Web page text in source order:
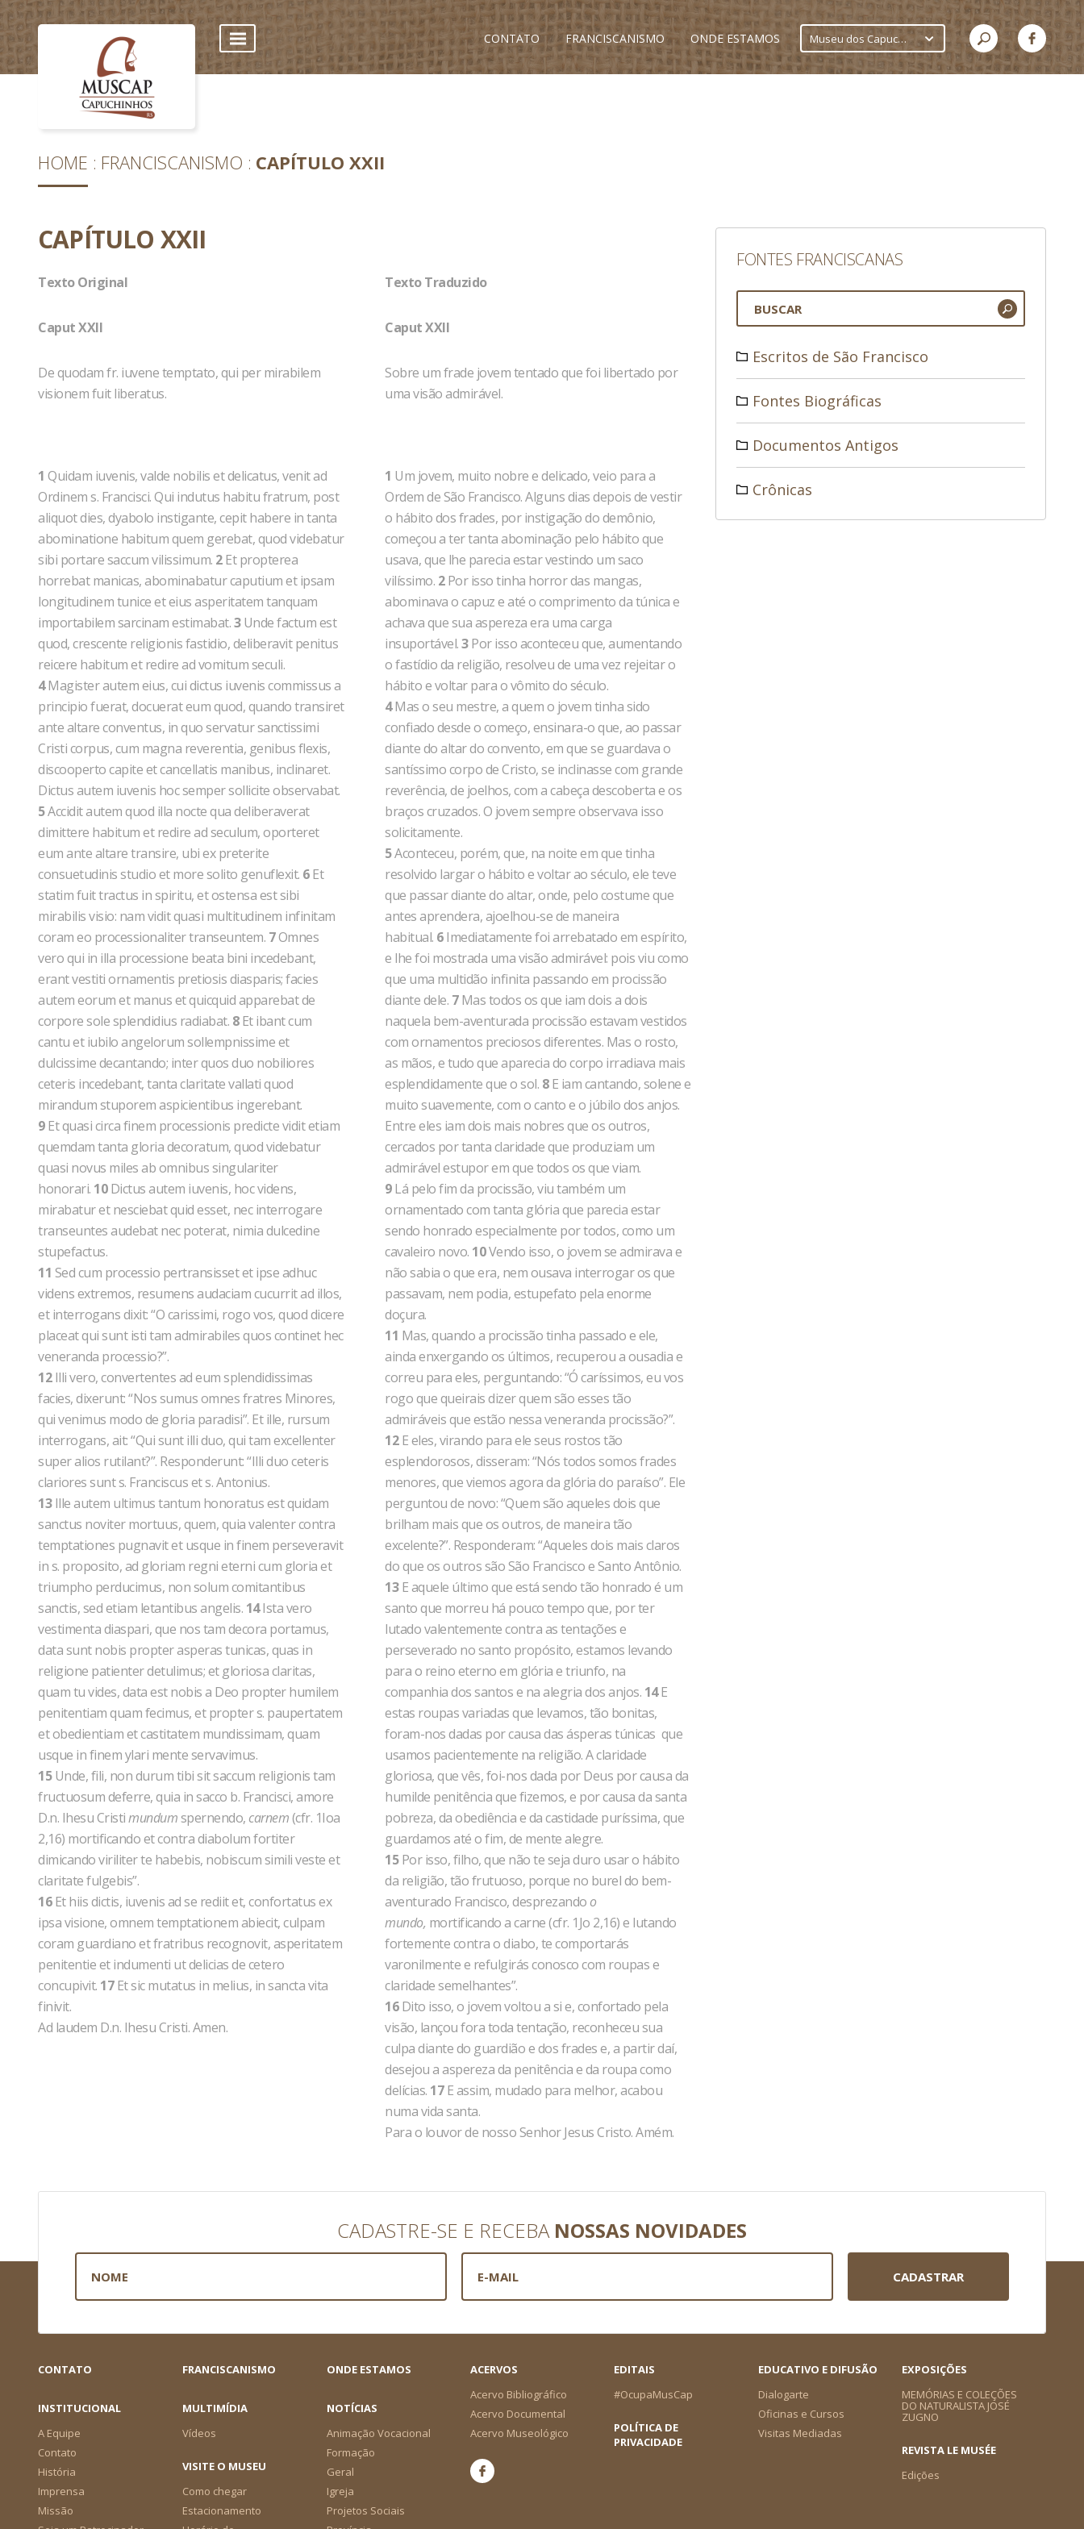
CONTATO FRANCISCANISMO ONDE ESTAMOS Museu dos Capuchinhos
HOME FRANCISCANISMO CAPÍTULO XXII
CAPÍTULO XXII
Texto Original
Caput XXII
De quodam fr. iuvene temptato, qui per mirabi­lem
visionem fuit liberatus.
1 Quidam iuvenis, valde nobilis et delicatus, venit ad
Ordinem s. Francisci. Qui indutus habitu fratrum, post
aliquot dies, dyabolo instigante, cepit habere in tanta
abominatione habitum quem gerebat, quod videbatur
sibi portare saccum vilissimum. 2Et propterea
horrebat manicas, abominabatur caputium et ipsam
longitudinem tunice et eius asperitatem tanquam
importabilem sarcinam estimabat.3Unde factum est
quod, crescente religionis fastidio, deliberavit penitus
reicere habitum et redire ad vomitum seculi.
4Magister autem eius, cui dictus iuvenis commissus a
principio fuerat, docuerat eum quod, quando transiret
ante altare conventus, in quo servatur sanctissimi
Cristi corpus, cum magna reverentia, genibus flexis,
discooperto capite et cancellatis manibus, inclinaret.
Dictus autem iuvenis hoc semper sollicite observabat.
5Accidit autem quod illa nocte qua deliberaverat
dimittere habitum et redire ad seculum, oporteret
eum ante altare transire, ubi ex preterite
consuetudinis studio et more solito genuflexit. 6Et
statim fuit tractus in spiritu, et ostensa est sibi
mirabilis visio: nam vidit quasi multitudinem infinitam
coram eo processionaliter transeuntem. 7Omnes
vero qui in illa processione beata bini incedebant,
erant vestiti ornamentis pretiosis diasparis; facies
autem eorum et manus et quicquid apparebat de
corpore sole splendidius radiabat. 8Et ibant cum
cantu et iubilo angelorum sollempnissime et
dulcissime decantando; inter quos duo nobiliores
ceteris incedebant, tanta claritate vallati quod
mirandum stuporem aspicientibus ingerebant.
9Et qua­si circa finem processionis predicte vidit etiam
quemdam tanta gloria decoratum, quod videbatur
quasi novus miles ab omnibus singulari­ter
honorari. 10Dictus autem iuvenis, hoc videns,
mirabatur et nesciebat quid esset, nec interrogare
transeuntes audebat nec poterat, nimia dulcedine
stupefactus.
11 Sed cum processio pertransisset et ipse adhuc
videns extremos, resumens audaciam cucurrit ad illos,
et interrogans dixit: “O carissimi, rogo vos, quod dicere
placeat qui sunt isti tam admirabiles quos continet hec
veneranda processio?”.
12Illi vero, convertentes ad eum splendidissimas
facies, dixerunt: “Nos sumus omnes fratres Minores,
qui venimus modo de gloria paradisi”. Et ille, rursum
interrogans, ait: “Qui sunt illi duo, qui tam excellenter
super alios rutilant?”. Responderunt: “Illi duo ceteris
clariores sunt s. Franciscus et s. Antonius.
13Ille autem ultimus tantum honoratus est quidam
sanctus noviter mortuus, quem, quia valenter contra
temptationes pugnavit et usque in finem perseveravit
in s. proposito, ad gloriam regni eterni cum gloria et
triumpho perducimus, non solum comitantibus
sanctis, sed etiam letantibus angelis. 14Ista vero
vestimenta diaspari, que nos tam decora portamus,
data sunt nobis propter asperas tunicas, quas in
religione patienter detulimus; et gloriosa claritas,
quam tu vides, data est nobis a Deo propter humilem
penitentiam quam fecimus, et propter s. paupertatem
et obedientiam et castitatem mundissimam, quam
usque in finem ylari mente servavimus.
15Unde, fili, non durum tibi sit saccum religionis tam
fructuosum deferre, quia in sacco b. Francisci, amore
D.n. Ihesu Cristimundum spernendo, carnem(cfr. 1Ioa
2,16) mortificando et contra diabolum fortiter
dimicando viriliter te habebis, nobiscum simili veste et
claritate fulgebis”.
16Et hiis dictis, iuvenis ad se rediit et, confortatus ex
ipsa visione, omnem temptationem abiecit, culpam
coram guardiano et fratribus recognovit, asperitatem
penitentie et indumenti ut delicias de cetero
concupivit. 17Et sic mutatus in melius, in sancta vita
finivit.
Ad laudem D.n. Ihesu Cristi. Amen.
Texto Traduzido
Caput XXII
Sobre um frade jovem tentado que foi libertado por
uma visão admirável.
1 Um jovem, muito nobre e delicado, veio para a
Ordem de São Francisco. Alguns dias depois de vestir
o hábito dos frades, por instigação do demônio,
começou a ter tanta abominação pelo hábito que
usava, que lhe parecia estar vestindo um saco
vilíssimo. 2Por isso tinha horror das mangas,
abominava o capuz e até o comprimento da túnica e
achava que sua aspereza era uma carga
insuportável.3Por isso aconteceu que, aumentando
o fastídio da religião, resolveu de uma vez rejeitar o
hábito e voltar para o vômito do século.
4Mas o seu mestre, a quem o jovem tinha sido
confiado desde o começo, ensinara-o que, ao passar
diante do altar do convento, em que se guardava o
santíssimo corpo de Cristo, se inclinasse com grande
reverência, de joelhos, com a cabeça descoberta e os
braços cruzados. O jovem sempre observava isso
solicitamente.
5Aconteceu, porém, que, na noite em que tinha
resolvido largar o hábito e voltar ao século, ele teve
que passar diante do altar, onde, pelo costume que
antes aprendera, ajoelhou-se de maneira
habitual. 6Imediatamente foi arrebatado em espírito,
e lhe foi mostrada uma visão admirável: pois viu como
que uma multidão infinita passando em procissão
diante dele. 7Mas todos os que iam dois a dois
naquela bem-aventurada procissão estavam vestidos
com ornamentos preciosos diferentes. Mas o rosto,
as mãos, e tudo que aparecia do corpo irradiava mais
esplendidamente que o sol. 8E iam cantando, solene e
muito suavemente, com o canto e o júbilo dos anjos.
Entre eles iam dois mais nobres que os outros,
cercados por tanta claridade que produziam um
admirável estupor em que todos os que viam.
9Lá pelo fim da procissão, viu também um
ornamentado com tanta glória que parecia estar
sendo honrado especialmente por todos, como um
cavaleiro novo. 10Vendo isso, o jovem se admirava e
não sabia o que era, nem ousava interrogar os que
passavam, nem podia, estupefato pela enorme
doçura.
11 Mas, quando a procissão tinha passado e ele,
ainda enxergando os últimos, recuperou a ousadia e
correu para eles, perguntando: “Ó caríssimos, eu vos
rogo que queirais dizer quem são esses tão
admiráveis que estão nessa veneranda procissão?”.
12E eles, virando para ele seus rostos tão
esplendorosos, disseram: “Nós todos somos frades
menores, que viemos agora da glória do paraíso”. Ele
perguntou de novo: “Quem são aqueles dois que
brilham mais que os outros, de maneira tão
excelente?”. Responderam: “Aqueles dois mais claros
do que os outros são São Francisco e Santo Antônio.
13E aquele último que está sendo tão honrado é um
santo que morreu há pouco tempo que, por ter
lutado valentemente contra as tentações e
perseverado no santo propósito, estamos levando
para o reino eterno em glória e triunfo, na
companhia dos santos e na alegria dos anjos. 14E
estas roupas variadas que levamos, tão bonitas,
foram-nos dadas por causa das ásperas túnicas que
usamos pacientemente na religião. A claridade
gloriosa, que vês, foi-nos dada por Deus por causa da
humilde penitência que fizemos, e por causa da santa
pobreza, da obediência e da castidade puríssima, que
guardamos até o fim, de mente alegre.
15Por isso, filho, que não te seja duro usar o hábito
da religião, tão frutuoso, porque no burel do bem-
aventurado Francisco, desprezando o
mundo, mortificandoa carne (cfr. 1Jo 2,16)e lutando
fortemente contra o diabo, te comportarás
varonilmente e refulgirás conosco com roupas e
claridade semelhantes”.
16Dito isso, o jovem voltou a si e, confortado pela
visão, lançou fora toda tentação, reconheceu sua
culpa diante do guardião e dos frades e, a partir daí,
desejou a aspereza da penitência e da roupa como
delícias. 17E assim, mudado para melhor, acabou
numa vida santa.
Para o louvor de nosso Senhor Jesus Cristo. Amém.
FONTES FRANCISCANAS
Escritos de São Francisco
Fontes Biográficas
Documentos Antigos
Crônicas
CADASTRE-SE E RECEBA NOSSAS NOVIDADES
CADASTRAR
CONTATO FRANCISCANISMO ONDE ESTAMOS
ACERVOS
Acervo Bibliográfico
Acervo Documental
Acervo Museológico
EDITAIS
#OcupaMusCap
EDUCATIVO E DIFUSÃO
Dialogarte
Oficinas e Cursos
Visitas Mediadas
EXPOSIÇÕES
MEMÓRIAS E COLEÇÕES
DO NATURALISTA JOSÉ
ZUGNO
INSTITUCIONAL
A Equipe
Contato
História
Imprensa
Missão
MULTIMÍDIA
Vídeos
NOTÍCIAS
Animação Vocacional
Formação
Geral
Igreja
Projetos Sociais
POLÍTICA DE
PRIVACIDADE
REVISTA LE MUSÉE
Edições
VISITE O MUSEU
Como chegar
Estacionamento